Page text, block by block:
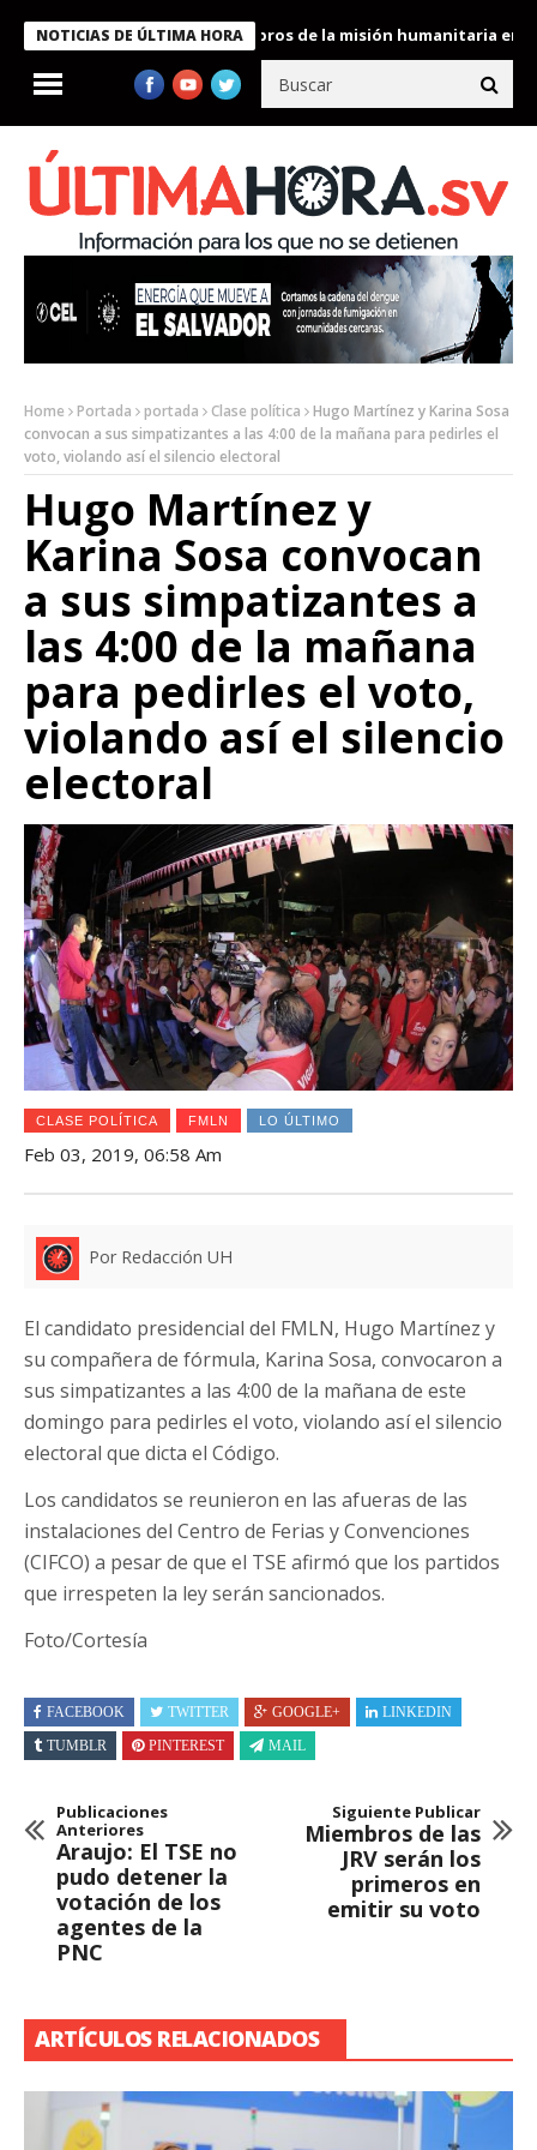
NOTICIAS DE ÚLTIMA HORA
Bukele condecora a miembros de la misión humanitaria enviada
Home Portada portada Clase política
Hugo Martínez y Karina Sosa
convocan a sus simpatizantes a las 4:00 de la mañana para pedirles el
voto, violando así el silencio electoral
Hugo Martínez y
Karina Sosa convocan
a sus simpatizantes a
las 4:00 de la mañana
para pedirles el voto,
violando así el silencio
electoral
CLASE POLÍTICA FMLN LO ÚLTIMO
Feb 03, 2019, 06:58 Am
Por Redacción UH
El candidato presidencial del FMLN, Hugo Martínez y
su compañera de fórmula, Karina Sosa, convocaron a
sus simpatizantes a las 4:00 de la mañana de este
domingo para pedirles el voto, violando así el silencio
electoral que dicta el Código.
Los candidatos se reunieron en las afueras de las
instalaciones del Centro de Ferias y Convenciones
(CIFCO) a pesar de que el TSE afirmó que los partidos
que irrespeten la ley serán sancionados.
Foto/Cortesía
FACEBOOK TWITTER GOOGLE+
LINKEDIN
TUMBLR
PINTEREST MAIL
Publicaciones
Anteriores
Araujo: El TSE no
pudo detener la
votación de los
agentes de la
PNC
Siguiente Publicar
Miembros de las
JRV serán los
primeros en
emitir su voto
ARTÍCULOS RELACIONADOS